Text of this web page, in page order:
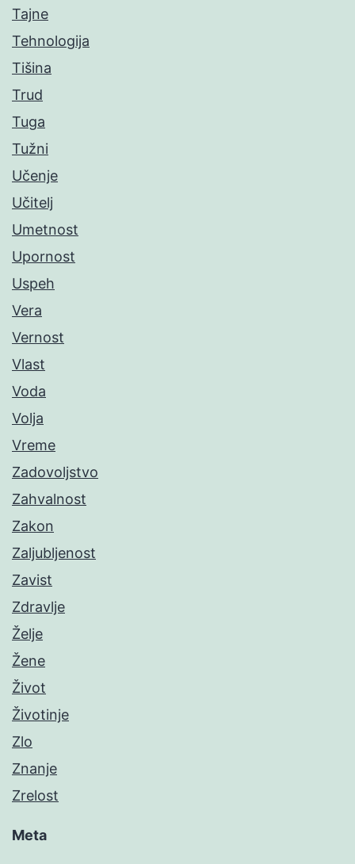
Tajne
Tehnologija
Tišina
Trud
Tuga
Tužni
Učenje
Učitelj
Umetnost
Upornost
Uspeh
Vera
Vernost
Vlast
Voda
Volja
Vreme
Zadovoljstvo
Zahvalnost
Zakon
Zaljubljenost
Zavist
Zdravlje
Želje
Žene
Život
Životinje
Zlo
Znanje
Zrelost
Meta